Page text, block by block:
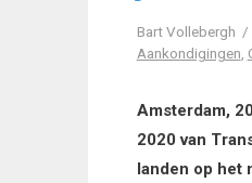
Bart Vollebergh
Aankondigingen
Amsterdam,
2020 van
landen op het